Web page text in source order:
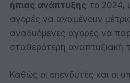
ήπιας ανάπτυξης το 2024,
αγορές να αναμένουν
αναδυόμενες αγορές να
σταθερότερη αναπτυξιακή
Καθώς οι επενδυτές και οι